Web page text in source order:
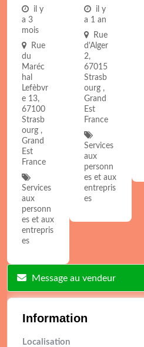
il y
a 3
mois
Rue
du
Maréc
hal
Lefèbvr
e 13,
67100
Strasb
ourg ,
Grand
Est
France
Services
aux
personn
es et aux
entrepris
es
il y
a 1 an
Rue
d'Alger
2,
67015
Strasb
ourg ,
Grand
Est
France
Services
aux
personn
es et aux
entrepris
es
Message au vendeur
Information
Localisation